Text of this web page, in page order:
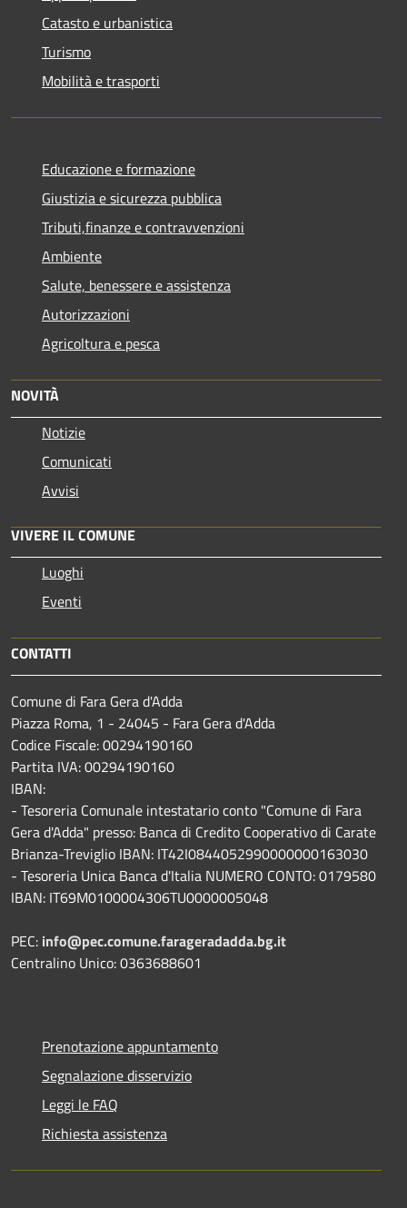
Catasto e urbanistica
Turismo
Mobilità e trasporti
Educazione e formazione
Giustizia e sicurezza pubblica
Tributi,finanze e contravvenzioni
Ambiente
Salute, benessere e assistenza
Autorizzazioni
Agricoltura e pesca
NOVITÀ
Notizie
Comunicati
Avvisi
VIVERE IL COMUNE
Luoghi
Eventi
CONTATTI
Comune di Fara Gera d'Adda
Piazza Roma, 1 - 24045 - Fara Gera d'Adda
Codice Fiscale: 00294190160
Partita IVA: 00294190160
IBAN:
- Tesoreria Comunale intestatario conto "Comune di Fara
Gera d'Adda" presso: Banca di Credito Cooperativo di Carate
Brianza-Treviglio IBAN: IT42I0844052990000000163030
- Tesoreria Unica Banca d'Italia NUMERO CONTO: 0179580
IBAN: IT69M0100004306TU0000005048
PEC: info@pec.comune.farageradadda.bg.it
Centralino Unico: 0363688601
Prenotazione appuntamento
Segnalazione disservizio
Leggi le FAQ
Richiesta assistenza